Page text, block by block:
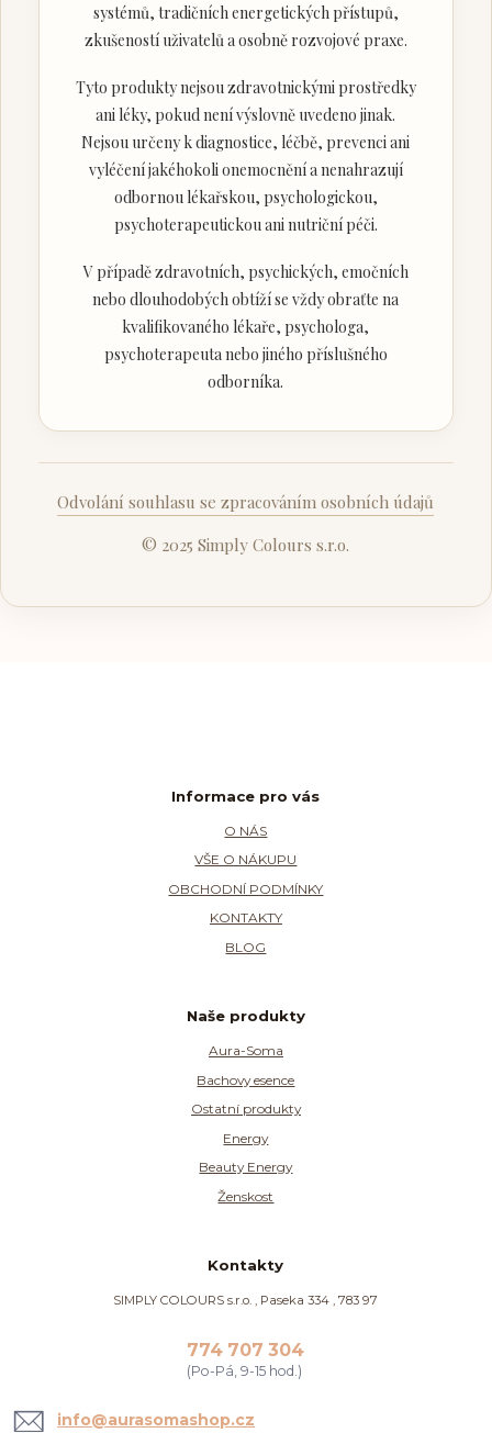
systémů, tradičních energetických přístupů,
zkušeností uživatelů a osobně rozvojové praxe.
Tyto produkty nejsou zdravotnickými prostředky
ani léky, pokud není výslovně uvedeno jinak.
Nejsou určeny k diagnostice, léčbě, prevenci ani
vyléčení jakéhokoli onemocnění a nenahrazují
odbornou lékařskou, psychologickou,
psychoterapeutickou ani nutriční péči.
V případě zdravotních, psychických, emočních
nebo dlouhodobých obtíží se vždy obraťte na
kvalifikovaného lékaře, psychologa,
psychoterapeuta nebo jiného příslušného
odborníka.
Odvolání souhlasu se zpracováním osobních údajů
© 2025 Simply Colours s.r.o.
Informace pro vás
O NÁS
VŠE O NÁKUPU
OBCHODNÍ PODMÍNKY
KONTAKTY
BLOG
Naše produkty
Aura-Soma
Bachovy esence
Ostatní produkty
Energy
Beauty Energy
Ženskost
Kontakty
SIMPLY COLOURS s.r.o. , Paseka 334 , 783 97
774 707 304
(Po-Pá, 9-15 hod.)
info@aurasomashop.cz